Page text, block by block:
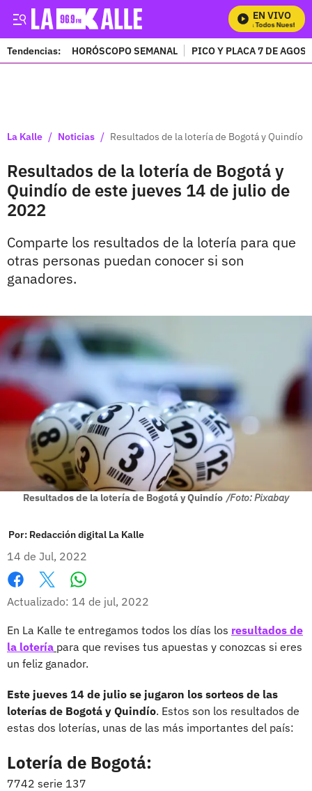
EN VIVO
Mira Todos Nuestros
Tendencias: HORÓSCOPO SEMANAL PICO Y PLACA 7 DE
La Kalle / Noticias / Resultados de la lotería de Bogotá y Quindío
Resultados de la lotería de Bogotá y
Quindío de este jueves 14 de julio de
2022
Comparte los resultados de la lotería para que
otras personas puedan conocer si son
ganadores.
Resultados de la lotería de Bogotá y Quindío /Foto: Pixabay
Por: Redacción digital La Kalle
14 de Jul, 2022
Facebook
X
Actualizado: 14 de jul, 2022
En La Kalle te entregamos todos los días los resultados de
la lotería para que revises tus apuestas y conozcas si eres
un feliz ganador.
Este jueves 14 de julio se jugaron los sorteos de las
loterías de Bogotá y Quindío. Estos son los resultados de
estas dos loterías, unas de las más importantes del país:
Lotería de Bogotá:
7742 serie 137